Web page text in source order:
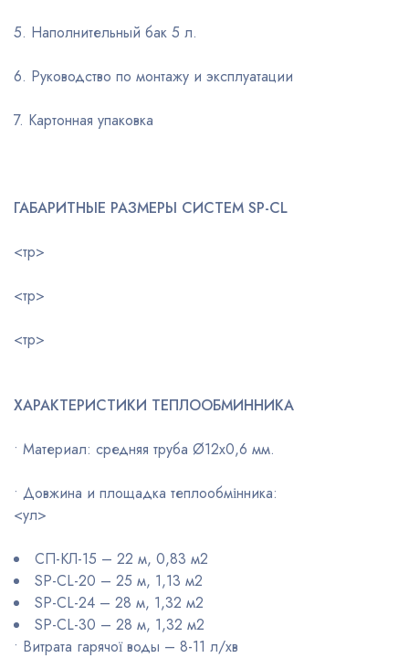
5. Наполнительный бак 5 л.
6. Руководство по монтажу и эксплуатации
7. Картонная упаковка
ГАБАРИТНЫЕ РАЗМЕРЫ СИСТЕМ SP-CL
<тр>
<тр>
<тр>
ХАРАКТЕРИСТИКИ ТЕПЛООБМИННИКА
• Материал: средняя труба Ø12х0,6 мм.
• Довжина и площадка теплообмінника:
<ул>
СП-КЛ-15 – 22 м, 0,83 м2
SP-CL-20 – 25 м, 1,13 м2
SP-CL-24 – 28 м, 1,32 м2
SP-CL-30 – 28 м, 1,32 м2
• Витрата гарячої воды – 8-11 л/хв